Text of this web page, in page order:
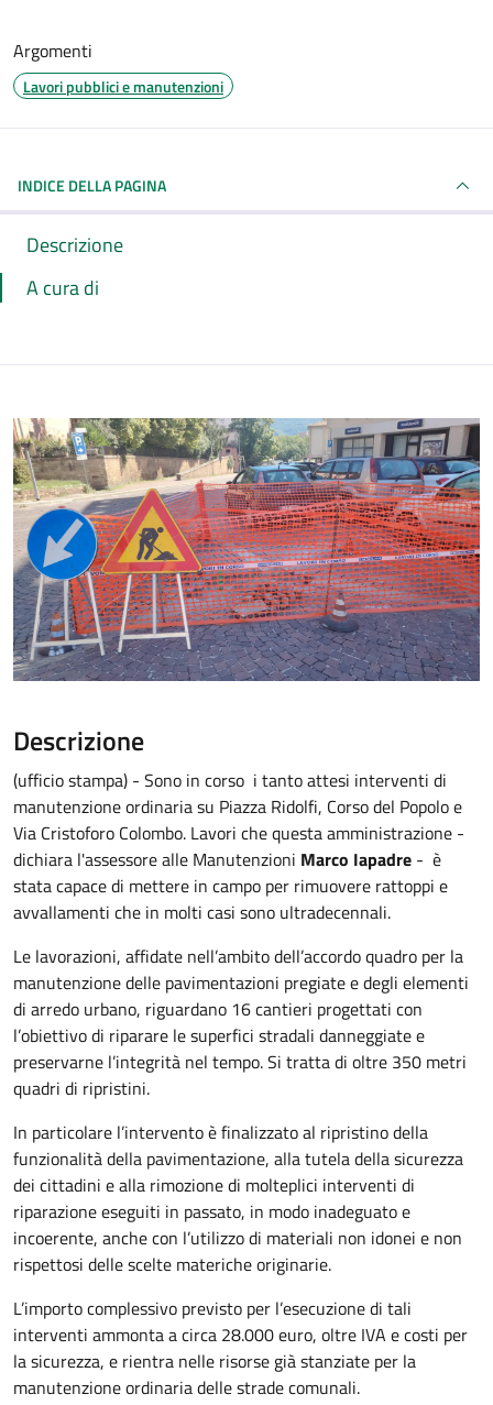
Argomenti
Lavori pubblici e manutenzioni
INDICE DELLA PAGINA
Descrizione
A cura di
Descrizione
(ufficio stampa) - Sono in corso i tanto attesi interventi di
manutenzione ordinaria su Piazza Ridolfi, Corso del Popolo e
Via Cristoforo Colombo. Lavori che questa amministrazione -
dichiara l'assessore alle Manutenzioni Marco Iapadre - è
stata capace di mettere in campo per rimuovere rattoppi e
avvallamenti che in molti casi sono ultradecennali.
Le lavorazioni, affidate nell’ambito dell’accordo quadro per la
manutenzione delle pavimentazioni pregiate e degli elementi
di arredo urbano, riguardano 16 cantieri progettati con
l’obiettivo di riparare le superfici stradali danneggiate e
preservarne l’integrità nel tempo. Si tratta di oltre 350 metri
quadri di ripristini.
In particolare l’intervento è finalizzato al ripristino della
funzionalità della pavimentazione, alla tutela della sicurezza
dei cittadini e alla rimozione di molteplici interventi di
riparazione eseguiti in passato, in modo inadeguato e
incoerente, anche con l’utilizzo di materiali non idonei e non
rispettosi delle scelte materiche originarie.
L’importo complessivo previsto per l’esecuzione di tali
interventi ammonta a circa 28.000 euro, oltre IVA e costi per
la sicurezza, e rientra nelle risorse già stanziate per la
manutenzione ordinaria delle strade comunali.